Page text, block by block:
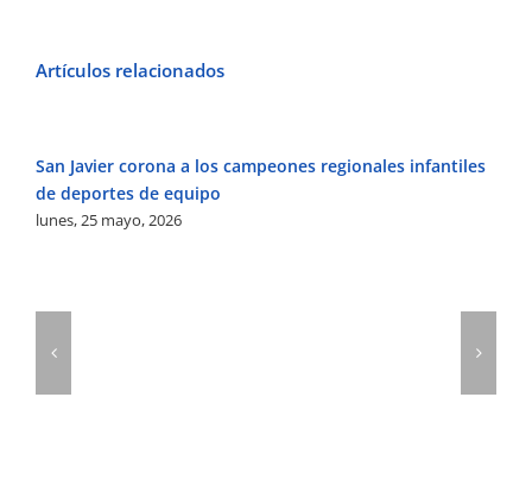
Artículos relacionados
San Javier corona a los campeones regionales infantiles
de deportes de equipo
lunes, 25 mayo, 2026